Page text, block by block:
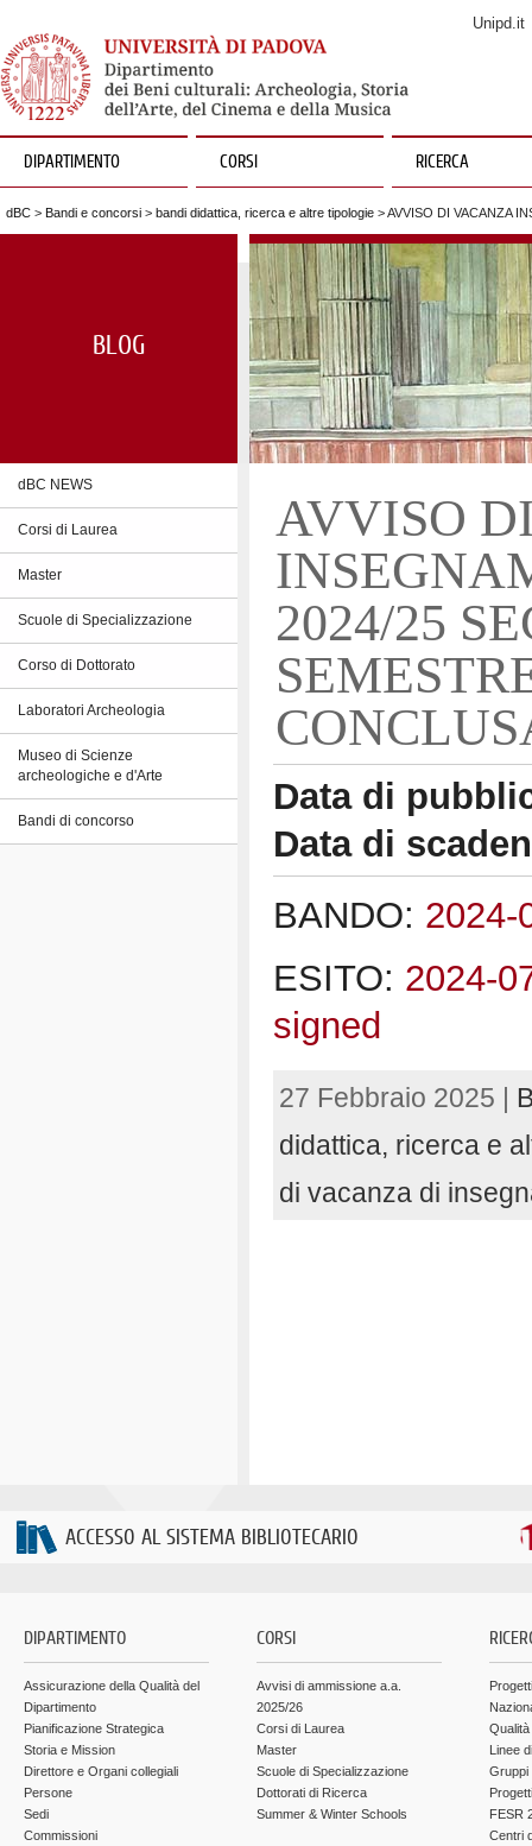
Unipd.it
DIPARTIMENTO CORSI RICERCA
dBC > Bandi e concorsi > bandi didattica, ricerca e altre tipologie > AVVISO DI VACANZA
BLOG
dBC NEWS
Corsi di Laurea
Master
Scuole di Specializzazione
Corso di Dottorato
Laboratori Archeologia
Museo di Scienze
archeologiche e d'Arte
Bandi di concorso
AVVISO
2024/25
Data di
Data di
BANDO: 2024-
ESITO: 2024-
signed
27 Febbraio 2025 |
didattica, ricerca e
di vacanza di
ACCESSO AL SISTEMA BIBLIOTECARIO
DIPARTIMENTO
Assicurazione della Qualità del
Dipartimento
Pianificazione Strategica
Storia e Mission
Direttore e Organi collegiali
Persone
Sedi
Commissioni
CORSI
Avvisi di ammissione a.a.
2025/26
Corsi di Laurea
Master
Scuole di Specializzazione
Dottorati di Ricerca
Summer & Winter Schools
Linee
Gruppi
FESR
Centri